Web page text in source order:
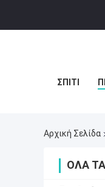
ΣΠΊΤΙ
Αρχική Σελίδα
ΌΛΑ